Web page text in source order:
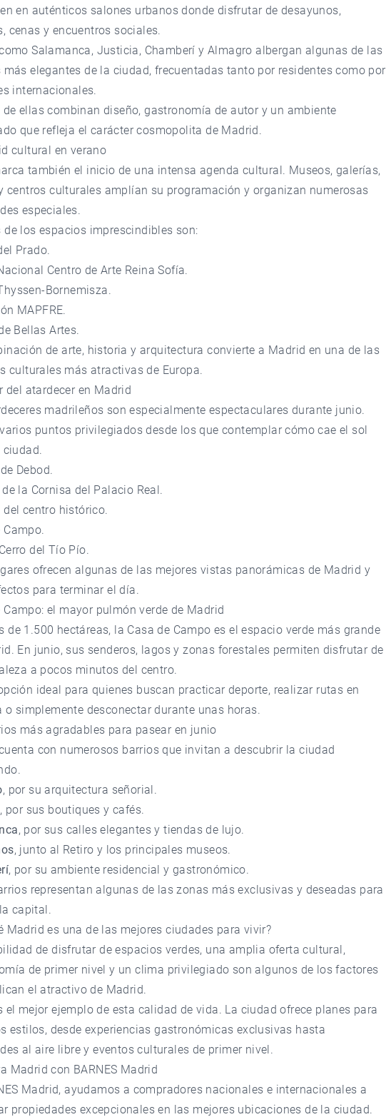
en auténticos salones urbanos donde disfrutar de desayunos,
cenas y encuentros sociales.
Salamanca, Justicia, Chamberí y Almagro albergan algunas de las
más elegantes de la ciudad, frecuentadas tanto por residentes como por
internacionales.
de ellas combinan diseño, gastronomía de autor y un ambiente
que refleja el carácter cosmopolita de Madrid.
cultural en verano
también el inicio de una intensa agenda cultural. Museos, galerías,
centros culturales amplían su programación y organizan numerosas
especiales.
de los espacios imprescindibles son:
Prado.
Centro de Arte Reina Sofía.
Bornemisza.
MAPFRE.
Bellas Artes.
de arte, historia y arquitectura convierte a Madrid en una de las
culturales más atractivas de Europa.
del atardecer en Madrid
madrileños son especialmente espectaculares durante junio.
puntos privilegiados desde los que contemplar cómo cae el sol
ciudad.
Debod.
la Cornisa del Palacio Real.
del centro histórico.
Campo.
del Tío Pío.
ofrecen algunas de las mejores vistas panorámicas de Madrid y
para terminar el día.
Campo: el mayor pulmón verde de Madrid
de 1.500 hectáreas, la Casa de Campo es el espacio verde más grande
En junio, sus senderos, lagos y zonas forestales permiten disfrutar de
a pocos minutos del centro.
ideal para quienes buscan practicar deporte, realizar rutas en
o simplemente desconectar durante unas horas.
más agradables para pasear en junio
con numerosos barrios que invitan a descubrir la ciudad
, por su arquitectura señorial.
, por sus boutiques y cafés.
, por sus calles elegantes y tiendas de lujo.
, junto al Retiro y los principales museos.
, por su ambiente residencial y gastronómico.
representan algunas de las zonas más exclusivas y deseadas para
capital.
Madrid es una de las mejores ciudades para vivir?
de disfrutar de espacios verdes, una amplia oferta cultural,
de primer nivel y un clima privilegiado son algunos de los factores
el atractivo de Madrid.
el mejor ejemplo de esta calidad de vida. La ciudad ofrece planes para
estilos, desde experiencias gastronómicas exclusivas hasta
al aire libre y eventos culturales de primer nivel.
Madrid con BARNES Madrid
Madrid, ayudamos a compradores nacionales e internacionales a
propiedades excepcionales en las mejores ubicaciones de la ciudad.